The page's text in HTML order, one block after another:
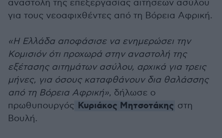
αναστολή της επεξεργασίας αιτήσεων ασύλου
για τους νεοαφιχθέντες από τη Βόρεια Αφρική.
«Η Ελλάδα αποφάσισε να ενημερώσει την
Κομισιόν ότι προχωρά στην αναστολή της
εξέτασης αιτημάτων ασύλου, αρχικά για τρεις
μήνες, για όσους καταφθάνουν δια θαλάσσης
από τη Βόρεια Αφρική», δήλωσε ο
πρωθυπουργός Κυριάκος Μητσοτάκης στη
Βουλή.